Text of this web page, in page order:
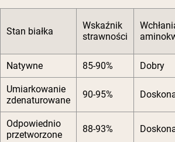
Stan białka
Wskaźnik
strawności
Natywne 85-90% Dobry
Umiarkowanie
zdenaturowane
90-95%
Odpowiednio
przetworzone
88-93%